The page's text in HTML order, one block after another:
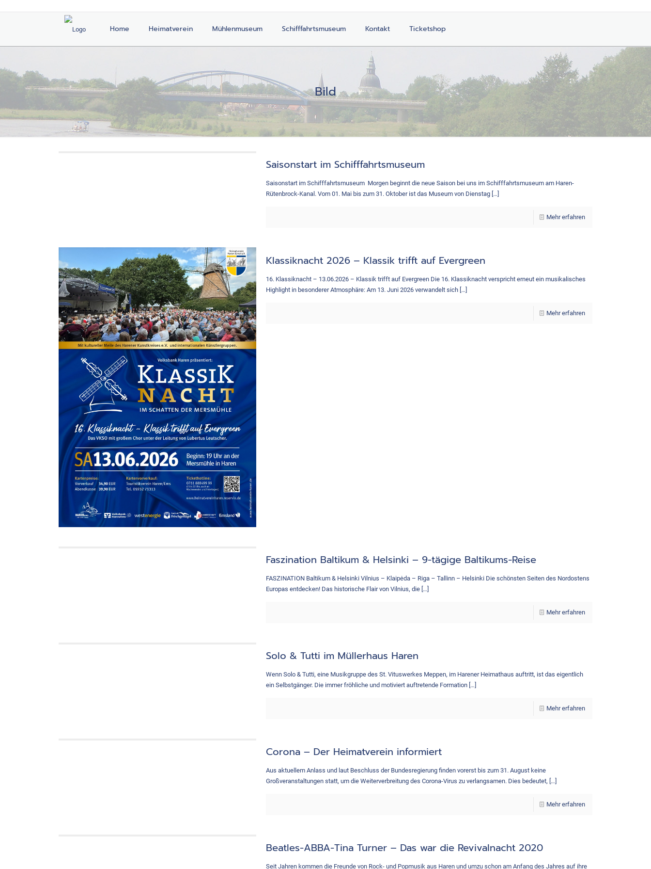
Home Heimatverein Mühlenmuseum Schifffahrtsmuseum Kontakt Ticketshop
Bild
Saisonstart im Schifffahrtsmuseum
Saisonstart im Schifffahrtsmuseum Morgen beginnt die neue Saison bei uns im Schifffahrtsmuseum am Haren-
Rütenbrock-Kanal. Vom 01. Mai bis zum 31. Oktober ist das Museum von Dienstag[…]
Mehr erfahren
Klassiknacht 2026 – Klassik trifft auf Evergreen
16. Klassiknacht – 13.06.2026 – Klassik trifft auf Evergreen Die 16. Klassiknacht verspricht erneut ein musikalisches
Highlight in besonderer Atmosphäre: Am 13. Juni 2026 verwandelt sich[…]
Mehr erfahren
Faszination Baltikum & Helsinki – 9-tägige Baltikums-Reise
FASZINATION Baltikum & Helsinki Vilnius – Klaipėda – Riga – Tallinn – Helsinki Die schönsten Seiten des Nordostens
Europas entdecken! Das historische Flair von Vilnius, die[…]
Mehr erfahren
Solo & Tutti im Müllerhaus Haren
Wenn Solo & Tutti, eine Musikgruppe des St. Vituswerkes Meppen, im Harener Heimathaus auftritt, ist das eigentlich
ein Selbstgänger. Die immer fröhliche und motiviert auftretende Formation[…]
Mehr erfahren
Corona – Der Heimatverein informiert
Aus aktuellem Anlass und laut Beschluss der Bundesregierung finden vorerst bis zum 31. August keine
Großveranstaltungen statt, um die Weiterverbreitung des Corona-Virus zu verlangsamen. Dies bedeutet, […]
Mehr erfahren
Beatles-ABBA-Tina Turner – Das war die Revivalnacht 2020
Seit Jahren kommen die Freunde von Rock- und Popmusik aus Haren und umzu schon am Anfang des Jahres auf ihre